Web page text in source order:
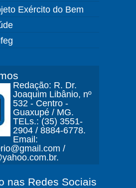
Exército do Bem
Redação: R. Dr.
Joaquim Libânio, nº
532 - Centro -
Guaxupé / MG.
TELs.: (35) 3551-
2904 / 8884-6778.
Email:
/
nas Redes Sociais